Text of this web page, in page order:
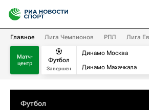
Главное Лига Чемпионов РПЛ Лига
Матч-
центр
Футбол
Завершен
Динамо Москва
Динамо Махачкала
Футбол